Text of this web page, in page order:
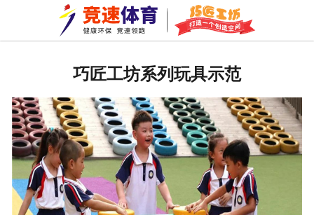
网站首页
常见问题
巧匠工坊系列玩具示范